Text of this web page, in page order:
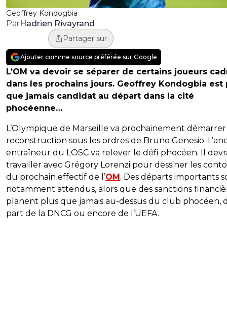
Geoffrey Kondogbia
ParHadrien Rivayrand
Partager sur
Ajouter comme source préférée sur Google
L’OM va devoir se séparer de certains joueurs
dans les prochains jours. Geoffrey Kondogbia est
que jamais candidat au départ dans la cité
phocéenne…
L’Olympique de Marseille va prochainement démarrer
reconstruction sous les ordres de Bruno Genesio.
entraîneur du LOSC va relever le défi phocéen. Il
travailler avec Grégory Lorenzi pour dessiner les
du prochain effectif de l’OM . Des départs importants
notamment attendus, alors que des sanctions
planent plus que jamais au-dessus du club phocéen,
part de la DNCG ou encore de l’UEFA.